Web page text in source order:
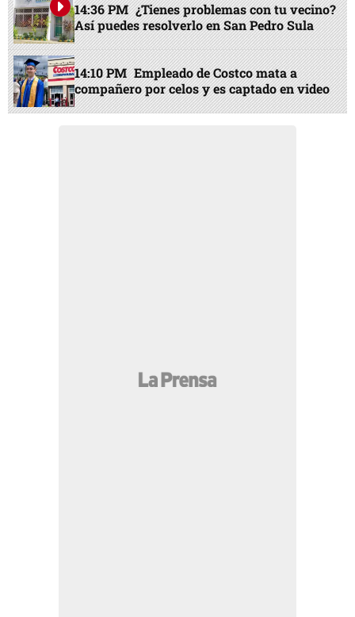
14:36 PM ¿Tienes problemas con tu vecino?
Así puedes resolverlo en San Pedro Sula
14:10 PM Empleado de Costco mata a
compañero por celos y es captado en video